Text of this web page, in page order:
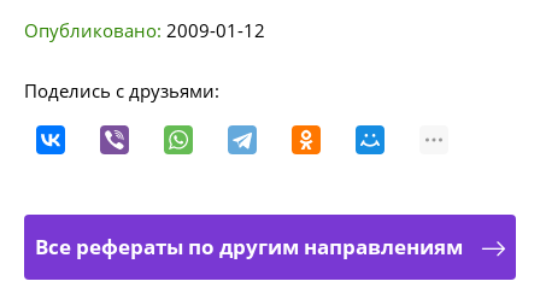
Опубликовано: 2009-01-12
Поделись с друзьями:
Все рефераты по другим направлениям